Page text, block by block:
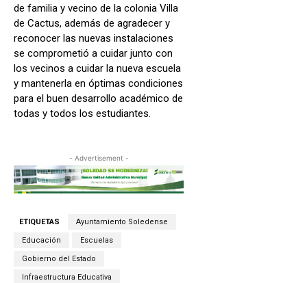
de familia y vecino de la colonia Villa
de Cactus, además de agradecer y
reconocer las nuevas instalaciones
se comprometió a cuidar junto con
los vecinos a cuidar la nueva escuela
y mantenerla en óptimas condiciones
para el buen desarrollo académico de
todas y todos los estudiantes.
- Advertisement -
ETIQUETAS Ayuntamiento Soledense
Educación Escuelas
Gobierno del Estado
Infraestructura Educativa